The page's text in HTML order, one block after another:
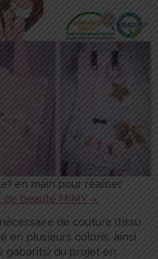
en main pour réaliser
de beauté MIMY ».
de couture (tissu
en plusieurs coloris, ainsi
gabarits) du projet en